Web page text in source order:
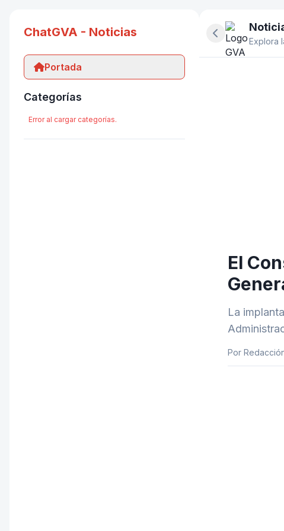
ChatGVA - Noticias
Portada
Categorías
Error al cargar categorías.
Ocultar panel
Explora
El
La
Por